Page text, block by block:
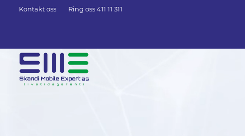
Kontakt oss Ring oss 411 11 311